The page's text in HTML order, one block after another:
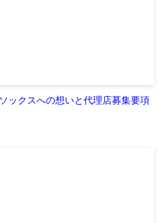
ックスへの想いと代理店募集要項